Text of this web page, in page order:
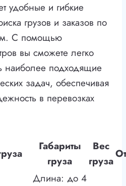
удобные и гибкие
грузов и заказов по
С помощью
вы сможете легко
наиболее подходящие
задач, обеспечивая
в перевозках
Габариты
груза
Вес
груза
Длина: до 4